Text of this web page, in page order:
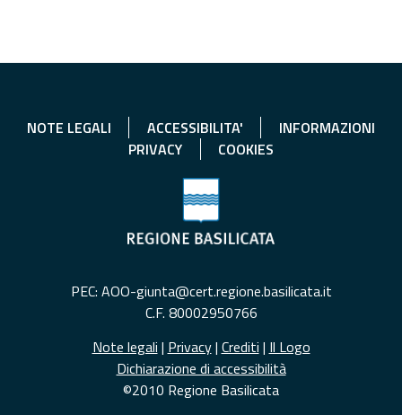
NOTE LEGALI ACCESSIBILITA'
INFORMAZIONI
PRIVACY
COOKIES
PEC: AOO-giunta@cert.regione.basilicata.it
C.F. 80002950766
Note legali | Privacy| Crediti | Il Logo
Dichiarazione di accessibilità
©2010 Regione Basilicata